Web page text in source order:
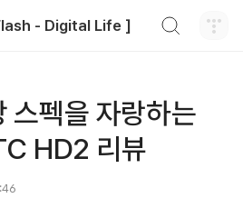
- Digital Life ]
스펙을 자랑하는
HD2 리뷰